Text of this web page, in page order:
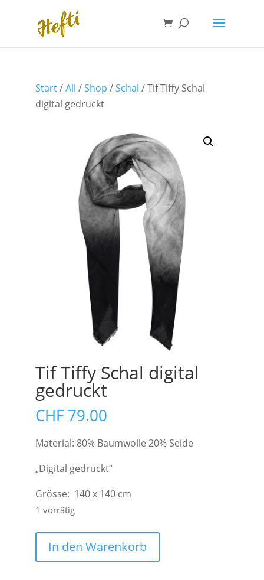
Start/All /Shop /Schal / Tif Tiffy Schal
digital gedruckt
Tif Tiffy Schal digital
gedruckt
CHF79.00
Material: 80% Baumwolle 20% Seide
„Digital gedruckt“
Grösse: 140 x 140 cm
1 vorrätig
Tiffy
In den Warenkorb